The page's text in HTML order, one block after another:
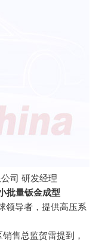
司 研发经理
批量钣金成型
领导者，提供高压系
售总监贺雷提到，